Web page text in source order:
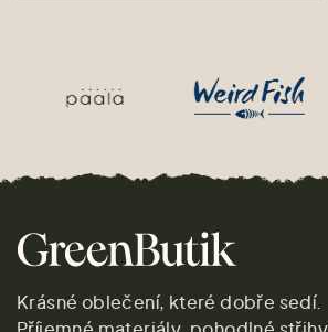
Krásné oblečení, které dobře sedí.